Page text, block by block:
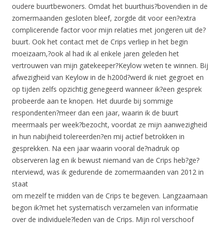
oudere buurtbewoners. Omdat het buurthuis?bovendien in de
zomermaanden gesloten bleef, zorgde dit voor een?extra
complicerende factor voor mijn relaties met jongeren uit de?
buurt. Ook het contact met de Crips verliep in het begin
moeizaam,?ook al had ik al enkele jaren geleden het
vertrouwen van mijn gatekeeper?Keylow weten te winnen. Bij
afwezigheid van Keylow in de h200d?werd ik niet gegroet en
op tijden zelfs opzichtig genegeerd wanneer ik?een gesprek
probeerde aan te knopen. Het duurde bij sommige
respondenten?meer dan een jaar, waarin ik de buurt
meermaals per week?bezocht, voordat ze mijn aanwezigheid
in hun nabijheid tolereerden?en mij actief betrokken in
gesprekken. Na een jaar waarin vooral de?nadruk op
observeren lag en ik bewust niemand van de Crips heb?ge?
nterviewd, was ik gedurende de zomermaanden van 2012 in
staat
om mezelf te midden van de Crips te begeven. Langzaamaan
begon ik?met het systematisch verzamelen van informatie
over de individuele?leden van de Crips. Mijn rol verschoof